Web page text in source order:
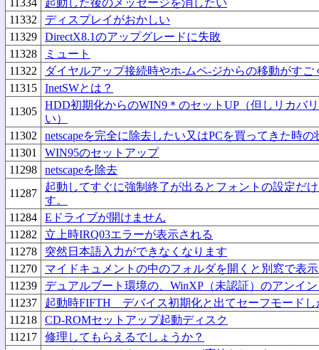
11334
起動した後のメッセージを消したい
11332
ディスプレイがおかしい
11329
DirectX8.1のアップグレードに失敗
11328
ミュート
11322
ダイヤルアップ接続時やホ-ムペ-ジからの移動がすご
11315
InetSWとは？
11305
HDD初期化からのWIN9＊のセットUP（但しリカバ
い）
11302
netscapeを完全に除去したい又はPCを買ってきた時
11301
WIN95のセットアップ
11298
netscapeを除去
11287
起動してすぐに強制終了が出るとフォントの設定だ
す。
11284
Eドライブが開けません
11282
立上時IRQ03エラーが表示される
11278
突然日本語入力ができなくなります
11270
マイドキュメントの中のフォルダを開くと別窓で表
11239
デュアルブート環境の、WinXP（未認証）のアンイ
11237
起動時FIFTH デバイス初期化と出てセーフモードし
11218
CD-ROMセットアップ起動ディスク
11217
修理してもらえるでしょうか？